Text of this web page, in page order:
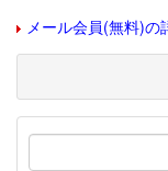
メール会員(無料)の